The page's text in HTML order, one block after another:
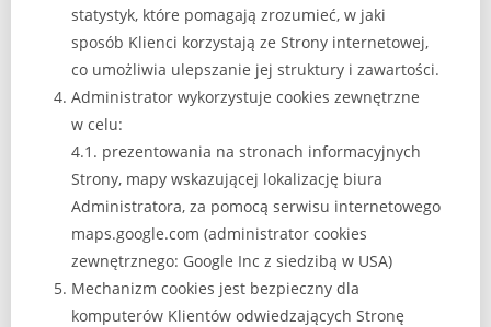
statystyk, które pomagają zrozumieć, w jaki
sposób Klienci korzystają ze Strony internetowej,
co umożliwia ulepszanie jej struktury i zawartości.
Administrator wykorzystuje cookies zewnętrzne
w celu:
4.1. prezentowania na stronach informacyjnych
Strony, mapy wskazującej lokalizację biura
Administratora, za pomocą serwisu internetowego
maps.google.com (administrator cookies
zewnętrznego: Google Inc z siedzibą w USA)
Mechanizm cookies jest bezpieczny dla
komputerów Klientów odwiedzających Stronę